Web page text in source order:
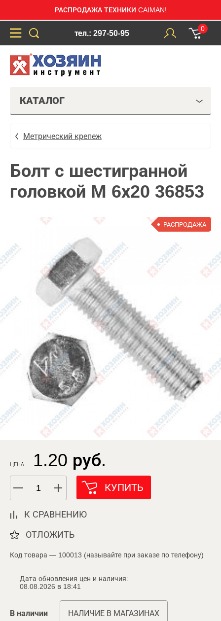
РАСПРОДАЖА ТЕХНИКИ CAIMAN!
тел.: 297-50-95
0
КАТАЛОГ
Метрический крепеж
Болт с шестигранной
головкой М 6х20 36853
РАСПРОДАЖА
ЦЕНА 1.20 руб.
КУПИТЬ
К СРАВНЕНИЮ
ОТЛОЖИТЬ
Код товара — 100013 (называйте при заказе по телефону)
Дата обновления цен и наличия:
08.08.2026 в 18:41
В наличии НАЛИЧИЕ В МАГАЗИНАХ